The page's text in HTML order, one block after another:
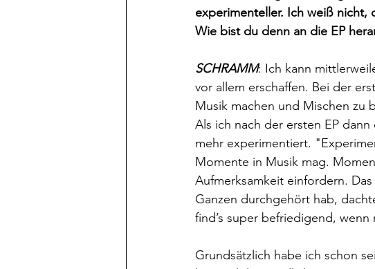
experimenteller. Ich weiß nicht,
Wie bist du denn an die EP
SCHRAMM: Ich kann
vor allem erschaffen. Bei der
Musik machen und Mischen zu
Als ich nach der ersten EP
mehr experimentiert.
Momente in Musik mag.
Aufmerksamkeit einfordern.
Ganzen durchgehört hab,
find’s super befriedigend,
Grundsätzlich habe ich schon